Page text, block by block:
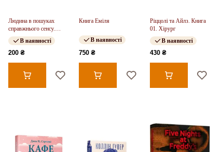
Людина в пошуках
справжнього сенсу.
Психолог у концтаборі
В наявності
200 ₴
Книга Еміля
В наявності
750 ₴
Ріццолі та Айлз. Книга
01. Хірург
В наявності
430 ₴